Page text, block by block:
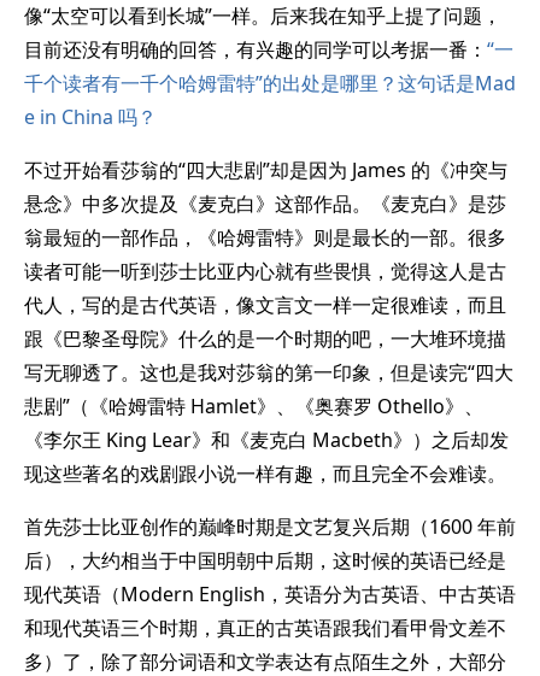
像“太空可以看到长城”一样。后来我在知乎上提了问题，
目前还没有明确的回答，有兴趣的同学可以考据一番： “一
千个读者有一千个哈姆雷特”的出处是哪里？这句话是Mad
e in China 吗？
不过开始看莎翁的“四大悲剧”却是因为 James 的《冲突与
悬念》中多次提及《麦克白》这部作品。《麦克白》是莎
翁最短的一部作品，《哈姆雷特》则是最长的一部。很多
读者可能一听到莎士比亚内心就有些畏惧，觉得这人是古
代人，写的是古代英语，像文言文一样一定很难读，而且
跟《巴黎圣母院》什么的是一个时期的吧，一大堆环境描
写无聊透了。这也是我对莎翁的第一印象，但是读完“四大
悲剧”（《哈姆雷特 Hamlet》、《奥赛罗 Othello》、
《李尔王 King Lear》和《麦克白 Macbeth》）之后却发
现这些著名的戏剧跟小说一样有趣，而且完全不会难读。
首先莎士比亚创作的巅峰时期是文艺复兴后期（1600 年前
后），大约相当于中国明朝中后期，这时候的英语已经是
现代英语（Modern English，英语分为古英语、中古英语
和现代英语三个时期，真正的古英语跟我们看甲骨文差不
多）了，除了部分词语和文学表达有点陌生之外，大部分